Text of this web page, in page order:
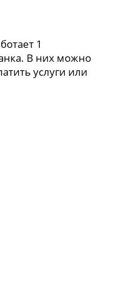
1
В них можно
услуги или